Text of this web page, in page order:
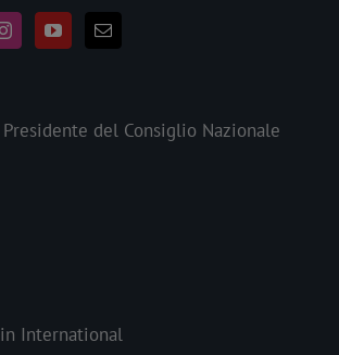
del Consiglio Nazionale
International